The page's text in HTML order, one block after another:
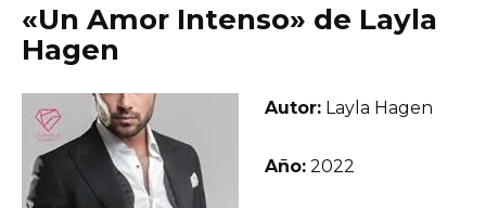
«Un Amor Intenso» de Layla
Hagen
Autor: Layla Hagen
Año: 2022